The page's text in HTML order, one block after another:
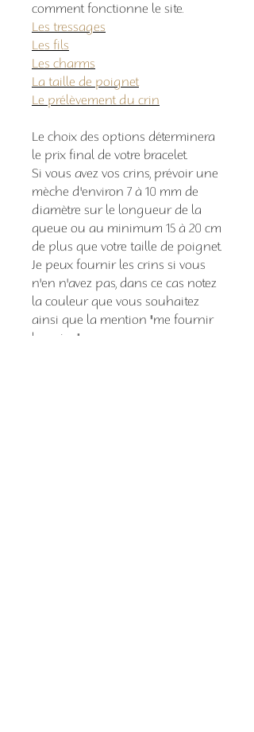
comment fonctionne le site.
Les tressages
Les fils
Les charms
La taille de poignet
Le prélèvement du crin
Le choix des options déterminera
le prix final de votre bracelet.
Si vous avez vos crins, prévoir une
mèche d'environ 7 à 10 mm de
diamètre sur le longueur de la
queue ou au minimum 15 à 20 cm
de plus que votre taille de poignet.
Je peux fournir les crins si vous
n'en n'avez pas, dans ce cas notez
la couleur que vous souhaitez
ainsi que la mention "me fournir
les crins".